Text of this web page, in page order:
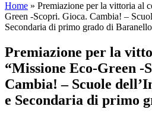
Home » Premiazione per la vittoria al
Green -Scopri. Gioca. Cambia! –
Secondaria di primo grado di Baranello
Premiazione per la
“Missione Eco-Green -
Cambia! – Scuole
e Secondaria di primo